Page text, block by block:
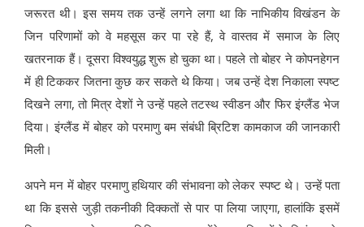
जरूरत थी। इस समय तक उन्हें लगने लगा था कि नाभिकीय विखंडन के
जिन परिणामों को वे महसूस कर पा रहे हैं, वे वास्तव में समाज के लिए
खतरनाक हैं। दूसरा विश्वयुद्ध शुरू हो चुका था। पहले तोबोहर ने कोपनहेगन
में ही टिककर जितना कुछ कर सकते थे किया। जब उन्हें देश निकाला स्पष्ट
दिखने लगा, तो मित्र देशों ने उन्हें पहले तटस्थ स्वीडन और फिर इंग्लैंड भेज
दिया। इंग्लैंड में बोहर को परमाणु बम संबंधी ब्रिटिश कामकाज की जानकारी
मिली।
अपने मन में बोहर परमाणु हथियार की संभावना को लेकर स्पष्ट थे। उन्हें पता
था कि इससे जुड़ी तकनीकी दिक्कतों से पार पा लिया जाएगा, हालांकि इसमें